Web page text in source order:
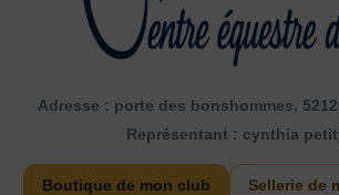
Adresse : porte des bonshommes,
Représentant : cynthia
Boutique de mon club Sellerie de